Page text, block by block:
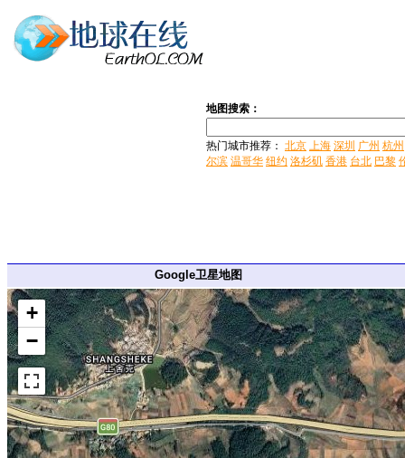
地图搜索：
热门城市推荐： 北京 上海 深圳 广州 杭州
尔滨 温哥华 纽约 洛杉矶 香港 台北 巴黎
Google卫星地图
+
−